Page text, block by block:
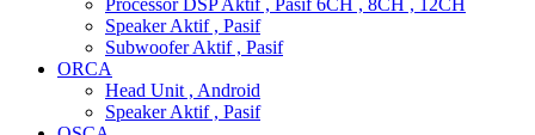
Processor DSP Aktif , Pasif 6CH , 8CH , 12CH
Speaker Aktif , Pasif
Subwoofer Aktif , Pasif
ORCA
Head Unit , Android
Speaker Aktif , Pasif